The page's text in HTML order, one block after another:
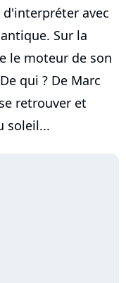
avec
Sur la
le moteur de son
qui ? De Marc
retrouver et
soleil...